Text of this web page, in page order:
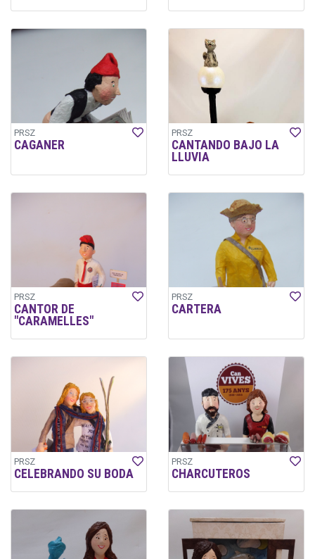
PRSZ
CAGANER
PRSZ
CANTANDO BAJO LA
LLUVIA
PRSZ
CANTOR DE
"CARAMELLES"
PRSZ
CARTERA
PRSZ
CELEBRANDO SU BODA
PRSZ
CHARCUTEROS